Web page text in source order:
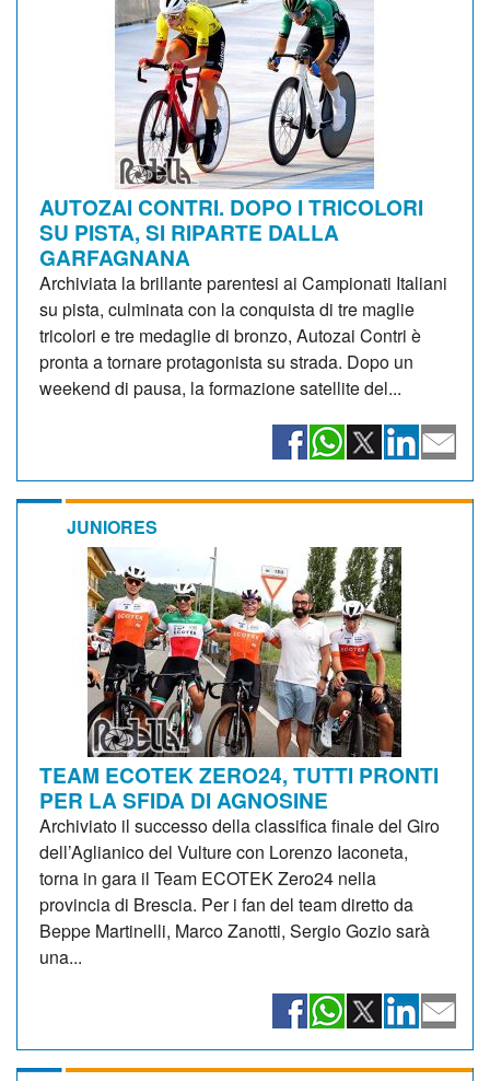
AUTOZAI CONTRI. DOPO I TRICOLORI
SU PISTA, SI RIPARTE DALLA
GARFAGNANA
Archiviata la brillante parentesi ai Campionati Italiani
su pista, culminata con la conquista di tre maglie
tricolori e tre medaglie di bronzo, Autozai Contri è
pronta a tornare protagonista su strada. Dopo un
weekend di pausa, la formazione satellite del...
JUNIORES
TEAM ECOTEK ZERO24, TUTTI PRONTI
PER LA SFIDA DI AGNOSINE
Archiviato il successo della classifica finale del Giro
dell’Aglianico del Vulture con Lorenzo Iaconeta,
torna in gara il Team ECOTEK Zero24 nella
provincia di Brescia. Per i fan del team diretto da
Beppe Martinelli, Marco Zanotti, Sergio Gozio sarà
una...